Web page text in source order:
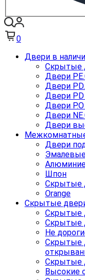
0
Двери в
Скрытые
Двери
Двери
Двери PD
Двери
Двери
Двери
Двери
Шпон
Скрытые
Orange
Скрытые
Скрытые
Скрытые
Не
Скрытые
Скрытые
Высокие